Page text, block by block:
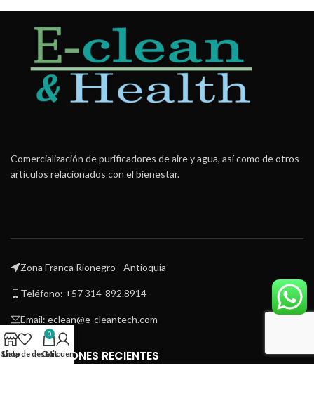
Comercialización de purificadores de aire y agua, así como de otros
artículos relacionados con el bienestar.
Zona Franca Rionegro - Antioquia
Teléfono: +57 314-892.8914
Email: eclean@e-cleantech.com
PUBLICACIONES RECIENTES
Shop
Lista de deseos
0
Cart
Mi cuenta